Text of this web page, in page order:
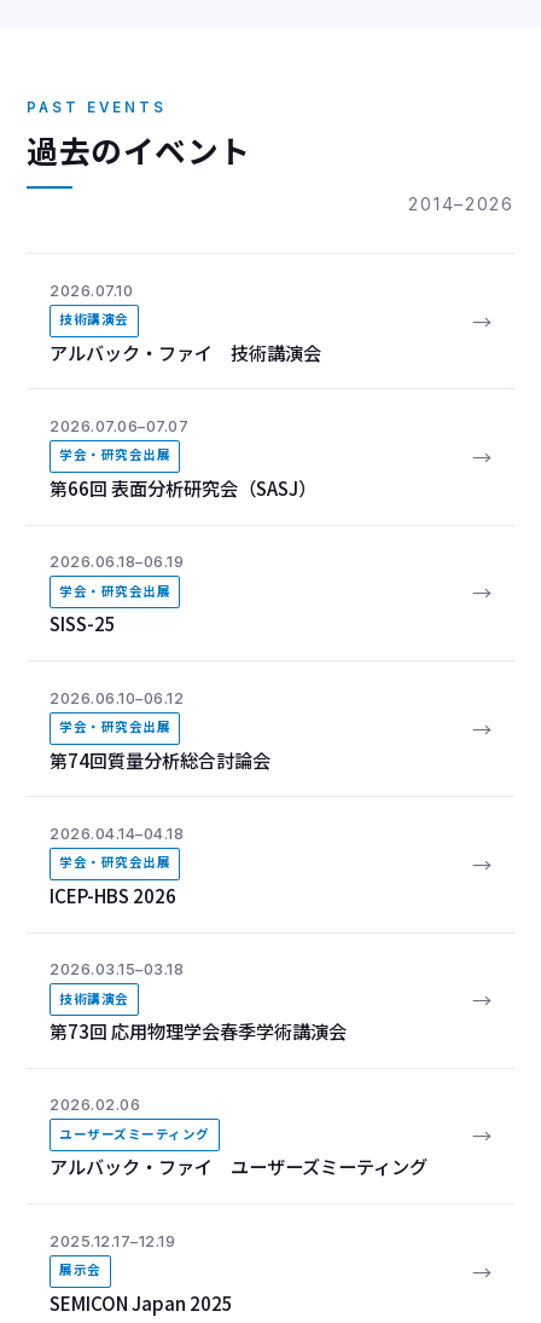
PAST EVENTS
過去のイベント
2014–2026
2026.07.10
技術講演会
アルバック・ファイ 技術講演会
→
2026.07.06–07.07
学会・研究会出展
第66回 表面分析研究会（SASJ）
→
2026.06.18–06.19
学会・研究会出展
SISS-25
→
2026.06.10–06.12
学会・研究会出展
第74回質量分析総合討論会
→
2026.04.14–04.18
学会・研究会出展
ICEP-HBS 2026
→
2026.03.15–03.18
技術講演会
第73回 応用物理学会春季学術講演会
→
2026.02.06
ユーザーズミーティング
アルバック・ファイ ユーザーズミーティング
→
2025.12.17–12.19
展示会
SEMICON Japan 2025
→